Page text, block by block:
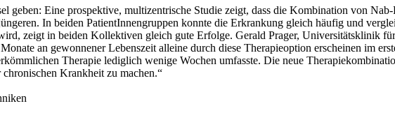
geben: Eine prospektive, multizentrische Studie zeigt, dass die Kombination von
In beiden PatientInnengruppen konnte die Erkrankung gleich häufig und
zeigt in beiden Kollektiven gleich gute Erfolge. Gerald Prager,
an gewonnener Lebenszeit alleine durch diese Therapieoption erscheinen im
Therapie lediglich wenige Wochen umfasste. Die neue
Krankheit zu machen.“